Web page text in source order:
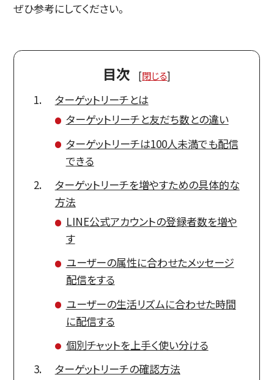
ぜひ参考にしてください。
目次 [閉じる]
ターゲットリーチとは
ターゲットリーチと友だち数との違い
ターゲットリーチは100人未満でも配信
できる
ターゲットリーチを増やすための具体的な
方法
LINE公式アカウントの登録者数を増や
す
ユーザーの属性に合わせたメッセージ
配信をする
ユーザーの生活リズムに合わせた時間
に配信する
個別チャットを上手く使い分ける
ターゲットリーチの確認方法